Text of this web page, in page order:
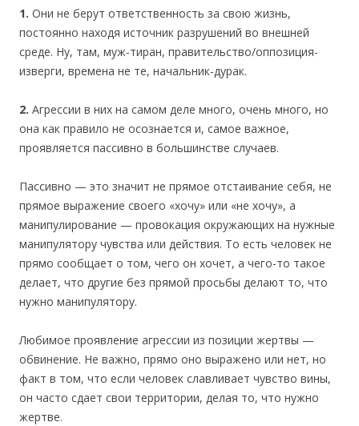
1. Они не берут ответственность за свою жизнь,
постоянно находя источник разрушений во внешней
среде. Ну, там, муж-тиран, правительство/оппозиция-
изверги, времена не те, начальник-дурак.
2. Агрессии в них на самом деле много, очень много, но
она как правило не осознается и, самое важное,
проявляется пассивно в большинстве случаев.
Пассивно — это значит не прямое отстаивание себя, не
прямое выражение своего «хочу» или «не хочу», а
манипулирование — провокация окружающих на нужные
манипулятору чувства или действия. То есть человек не
прямо сообщает о том, чего он хочет, а чего-то такое
делает, что другие без прямой просьбы делают то, что
нужно манипулятору.
Любимое проявление агрессии из позиции жертвы —
обвинение. Не важно, прямо оно выражено или нет, но
факт в том, что если человек славливает чувство вины,
он часто сдает свои территории, делая то, что нужно
жертве.